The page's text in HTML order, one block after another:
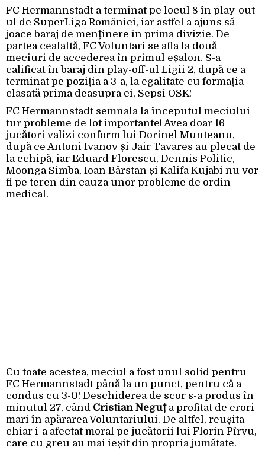
FC Hermannstadt a terminat pe locul 8 în play-out-
ul de SuperLiga României, iar astfel a ajuns să
joace baraj de menținere în prima divizie. De
partea cealaltă, FC Voluntari se afla la două
meciuri de accederea în primul eșalon. S-a
calificat în baraj din play-off-ul Ligii 2, după ce a
terminat pe poziția a 3-a, la egalitate cu formația
clasată prima deasupra ei, Sepsi OSK!
FC Hermannstadt semnala la începutul meciului
tur probleme de lot importante! Avea doar 16
jucători valizi conform lui Dorinel Munteanu,
după ce Antoni Ivanov și Jair Tavares au plecat de
la echipă, iar Eduard Florescu, Dennis Politic,
Moonga Simba, Ioan Bârstan și Kalifa Kujabi nu vor
fi pe teren din cauza unor probleme de ordin
medical.
Cu toate acestea, meciul a fost unul solid pentru
FC Hermannstadt până la un punct, pentru că a
condus cu 3-0! Deschiderea de scor s-a produs în
minutul 27, când Cristian Neguța profitat de erori
mari în apărarea Voluntariului. De altfel, reușita
chiar i-a afectat moral pe jucătorii lui Florin Pîrvu,
care cu greu au mai ieșit din propria jumătate.